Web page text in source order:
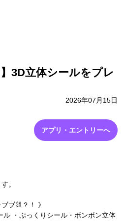
3D立体シールをプレ
2026年07月15日
アプリ・エントリーへ
。
ブ🐰？！ 》
ル ・ぷっくりシール・ボンボン立体